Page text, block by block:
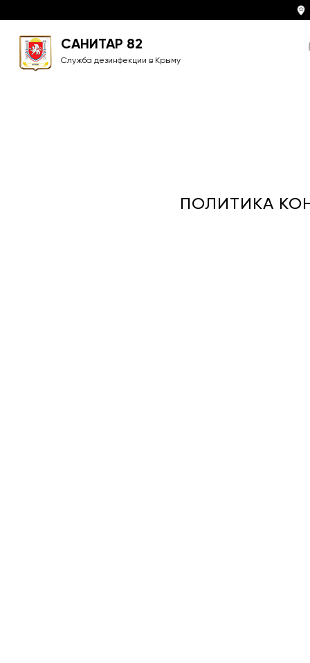
САНИТАР 82
Служба дезинфекции в Крыму
ПОЛИТИКА